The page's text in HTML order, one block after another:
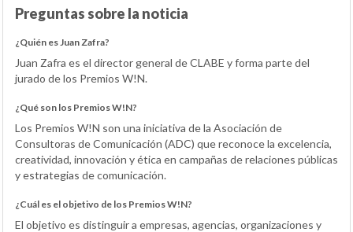
Preguntas sobre la noticia
¿Quién es Juan Zafra?
Juan Zafra es el director general de CLABE y forma parte del
jurado de los Premios W!N.
¿Qué son los Premios W!N?
Los Premios W!N son una iniciativa de la Asociación de
Consultoras de Comunicación (ADC) que reconoce la excelencia,
creatividad, innovación y ética en campañas de relaciones públicas
y estrategias de comunicación.
¿Cuál es el objetivo de los Premios W!N?
El objetivo es distinguir a empresas, agencias, organizaciones y